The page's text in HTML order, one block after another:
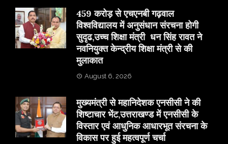
459 करोड़ से एचएनबी गढ़वाल
विश्वविद्यालय में अनुसंधान संरचना होगी
सुदृढ,उच्च शिक्षा मंत्री धन सिंह रावत ने
नवनियुक्त केन्द्रीय शिक्षा मंत्री से की
मुलाकात
August 6, 2026
मुख्यमंत्री से महानिदेशक एनसीसी ने की
शिष्टाचार भेंट,उत्तराखण्ड में एनसीसी के
विस्तार एवं आधुनिक आधारभूत संरचना के
विकास पर हुई महत्वपूर्ण चर्चा